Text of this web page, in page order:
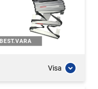
BEST.VARA
Visa